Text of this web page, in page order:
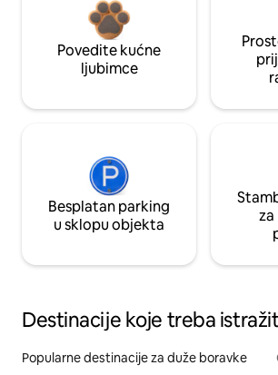
Povedite kućne
ljubimce
Besplatan parking
u sklopu objekta
za
Destinacije koje treba
Popularne destinacije za duže boravke